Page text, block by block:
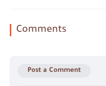
Comments
Post a Comment